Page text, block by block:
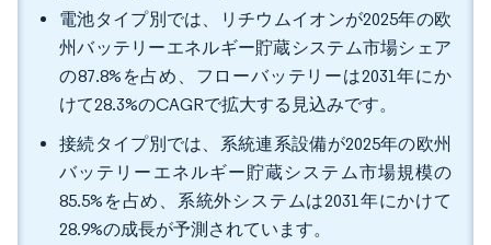
電池タイプ別では、リチウムイオンが2025年の欧
州バッテリーエネルギー貯蔵システム市場シェア
の87.8%を占め、フローバッテリーは2031年にか
けて28.3%のCAGRで拡大する見込みです。
接続タイプ別では、系統連系設備が2025年の欧州
バッテリーエネルギー貯蔵システム市場規模の
85.5%を占め、系統外システムは2031年にかけて
28.9%の成長が予測されています。